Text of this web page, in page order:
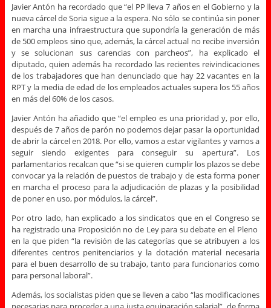
Javier Antón ha recordado que “el PP lleva 7 años en el Gobierno y la
nueva cárcel de Soria sigue a la espera. No sólo se continúa sin poner
en marcha una infraestructura que supondría la generación de más
de 500 empleos sino que, además, la cárcel actual no recibe inversión
y se solucionan sus carencias con parcheos”, ha explicado el
diputado, quien además ha recordado las recientes reivindicaciones
de los trabajadores que han denunciado que hay 22 vacantes en la
RPT y la media de edad de los empleados actuales supera los 55 años
en más del 60% de los casos.
Javier Antón ha añadido que “el empleo es una prioridad y, por ello,
después de 7 años de parón no podemos dejar pasar la oportunidad
de abrir la cárcel en 2018. Por ello, vamos a estar vigilantes y vamos a
seguir siendo exigentes para conseguir su apertura”. Los
parlamentarios recalcan que “si se quieren cumplir los plazos se debe
convocar ya la relación de puestos de trabajo y de esta forma poner
en marcha el proceso para la adjudicación de plazas y la posibilidad
de poner en uso, por módulos, la cárcel”.
Por otro lado, han explicado a los sindicatos que en el Congreso se
ha registrado una Proposición no de Ley para su debate en el Pleno
en la que piden “la revisión de las categorías que se atribuyen a los
diferentes centros penitenciarios y la dotación material necesaria
para el buen desarrollo de su trabajo, tanto para funcionarios como
para personal laboral”.
Además, los socialistas piden que se lleven a cabo “las modificaciones